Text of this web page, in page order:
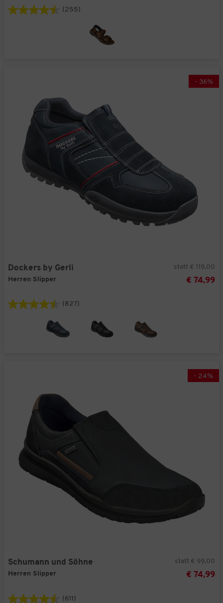
(255)
- 36%
Dockers by Gerli
Herren Slipper
statt € 119,00
€ 74,99
(827)
- 24%
Schumann und Söhne
Herren Slipper
statt € 99,00
€ 74,99
(611)